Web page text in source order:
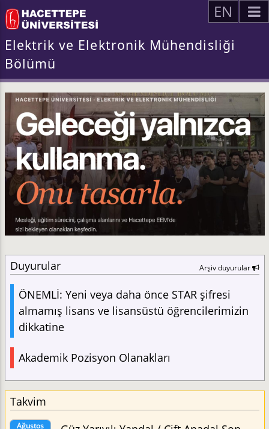
EN
Elektrik ve Elektronik Mühendisliği
Bölümü
Duyurular Arşiv duyurular
ÖNEMLİ: Yeni veya daha önce STAR şifresi
almamış lisans ve lisansüstü öğrencilerimizin
dikkatine
Akademik Pozisyon Olanakları
Takvim
Ağustos